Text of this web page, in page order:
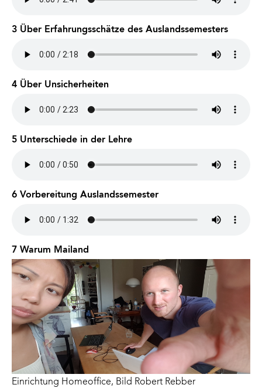
3 Über Erfahrungsschätze des Auslandssemesters
4 Über Unsicherheiten
5 Unterschiede in der Lehre
6 Vorbereitung Auslandssemester
7 Warum Mailand
Einrichtung Homeoffice, Bild Robert Rebber